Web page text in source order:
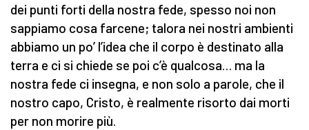
dei punti forti della nostra fede, spesso noi non
sappiamo cosa farcene; talora nei nostri ambienti
abbiamo un po’ l’idea che il corpo è destinato alla
terra e ci si chiede se poi c’è qualcosa… ma la
nostra fede ci insegna, e non solo a parole, che il
nostro capo, Cristo, è realmente risorto dai morti
per non morire più.